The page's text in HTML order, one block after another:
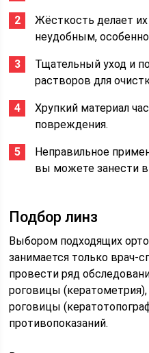
Жёсткость делает
неудобным,
Тщательный уход и
растворов для
Хрупкий материал
повреждения.
Неправильное
вы можете занести
Подбор линз
Выбором подходящих
занимается только врач-
провести ряд
роговицы
роговицы
противопоказаний.